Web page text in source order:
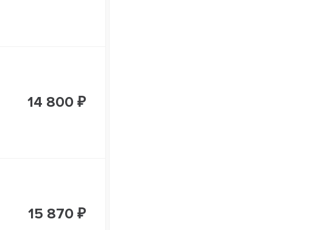
14 800 ₽
15 870 ₽